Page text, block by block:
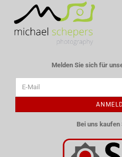
Melden Sie sich für
Bei uns kaufen